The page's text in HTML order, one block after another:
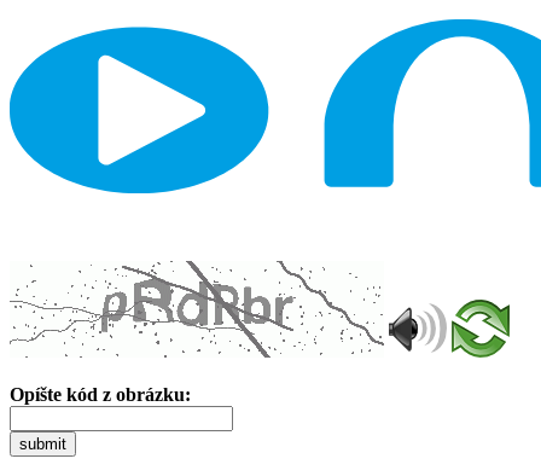
Opíšte kód z obrázku:
submit